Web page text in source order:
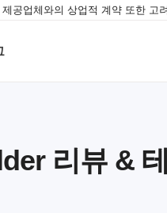
공업체와의 상업적 계약 또한 고
리뷰 &